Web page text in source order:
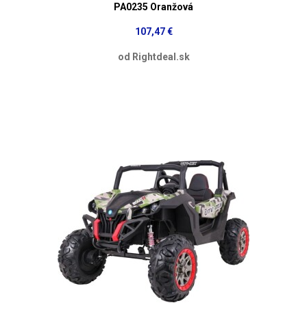
PA0235 Oranžová
107,47 €
od Rightdeal.sk